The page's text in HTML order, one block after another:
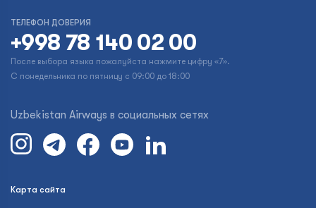
ТЕЛЕФОН ДОВЕРИЯ
+998 78 140 02 00
После выбора языка пожалуйста нажмите цифру «7».
С понедельника по пятницу с 09:00 до 18:00
Uzbekistan Airways в социальных сетях
Карта сайта